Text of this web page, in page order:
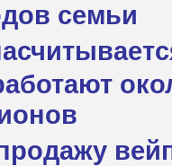
семьи